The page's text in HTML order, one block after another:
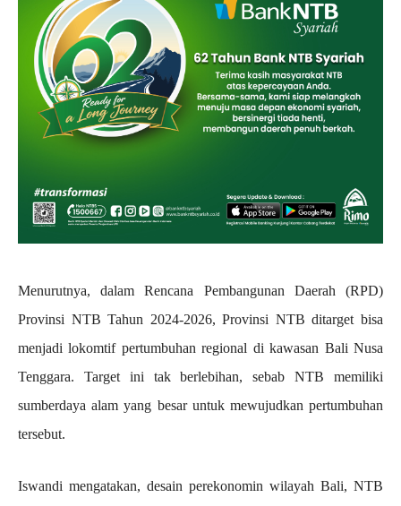
Menurutnya, dalam Rencana Pembangunan Daerah (RPD)
Provinsi NTB Tahun 2024-2026, Provinsi NTB ditarget bisa
menjadi lokomtif pertumbuhan regional di kawasan Bali Nusa
Tenggara. Target ini tak berlebihan, sebab NTB memiliki
sumberdaya alam yang besar untuk mewujudkan pertumbuhan
tersebut.
Iswandi mengatakan, desain perekonomin wilayah Bali, NTB